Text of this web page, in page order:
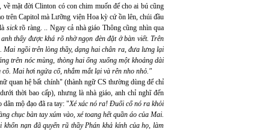
mặt đời Clinton có con chim muốn để cho ai bú cũng
trên Capitol mà Lưỡng viện Hoa kỳ cứ ồn lên, chúi đầu
sickrõ ràng. .. Ngay cả nhà giáo Thông cũng nhìn qua
thấy được khá rõ nhờ ngọn đèn đặt ở bàn viết. Trên
Mai ngồi trên lòng thầy, dạng hai chân ra, đưa lưng lại
trên nóc mùng, thòng hai ống xuống một khoảng dài
Mai hơi ngửa cổ, nhắm mắt lại và rên nho nhỏ."
quan hệ bất chính" (thành ngữ CS thường dùng để chỉ
thời bao cấp), nhưng là nhà giáo, anh chỉ nghĩ đến
mộ đạo đã ra tay: "Xé xác nó ra! Đuổi cổ nó ra khỏi
chục bàn tay xúm vào, xé toang hết quần áo của Mai.
nạn đã quyến rũ thầy Phán khả kính của họ, làm